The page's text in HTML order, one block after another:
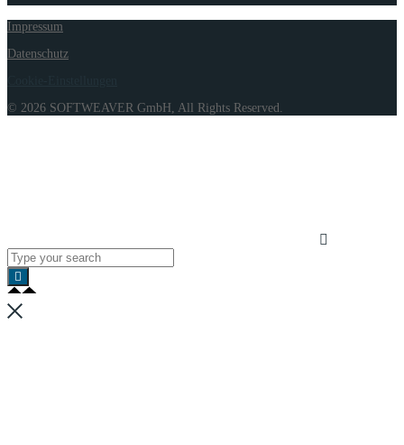
Impressum
Datenschutz
© 2026 SOFTWEAVER GmbH, All Rights Reserved.